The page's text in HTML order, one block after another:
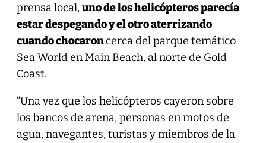
prensa local,uno de los helicópteros parecía
estar despegando y el otro aterrizando
cuando chocaroncerca del parque temático
Sea World en Main Beach, al norte de Gold
Coast.
“Una vez que los helicópteros cayeron sobre
los bancos de arena, personas en motos de
agua, navegantes, turistas y miembros de la